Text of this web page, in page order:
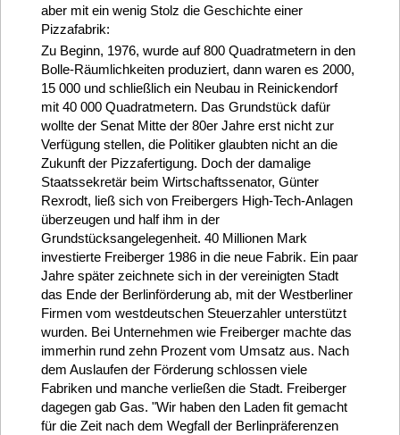
aber mit ein wenig Stolz die Geschichte einer
Pizzafabrik:
Zu Beginn, 1976, wurde auf 800 Quadratmetern in den
Bolle-Räumlichkeiten produziert, dann waren es 2000,
15 000 und schließlich ein Neubau in Reinickendorf
mit 40 000 Quadratmetern. Das Grundstück dafür
wollte der Senat Mitte der 80er Jahre erst nicht zur
Verfügung stellen, die Politiker glaubten nicht an die
Zukunft der Pizzafertigung. Doch der damalige
Staatssekretär beim Wirtschaftssenator, Günter
Rexrodt, ließ sich von Freibergers High-Tech-Anlagen
überzeugen und half ihm in der
Grundstücksangelegenheit. 40 Millionen Mark
investierte Freiberger 1986 in die neue Fabrik. Ein paar
Jahre später zeichnete sich in der vereinigten Stadt
das Ende der Berlinförderung ab, mit der Westberliner
Firmen vom westdeutschen Steuerzahler unterstützt
wurden. Bei Unternehmen wie Freiberger machte das
immerhin rund zehn Prozent vom Umsatz aus. Nach
dem Auslaufen der Förderung schlossen viele
Fabriken und manche verließen die Stadt. Freiberger
dagegen gab Gas. "Wir haben den Laden fit gemacht
für die Zeit nach dem Wegfall der Berlinpräferenzen